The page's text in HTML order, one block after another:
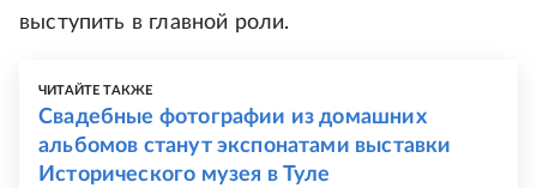
выступить в главной роли.
ЧИТАЙТЕ ТАКЖЕ
Свадебные фотографии из домашних
альбомов станут экспонатами выставки
Исторического музея в Туле